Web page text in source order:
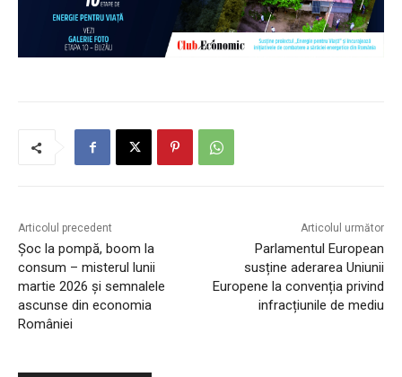
Articolul precedent
Șoc la pompă, boom la
consum – misterul lunii
martie 2026 și semnalele
ascunse din economia
României
Articolul următor
Parlamentul European
susține aderarea Uniunii
Europene la convenția privind
infracțiunile de mediu